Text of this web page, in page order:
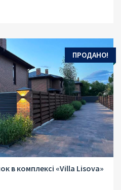
ПРОДАНО!
в комплексi «Villa Lisova»